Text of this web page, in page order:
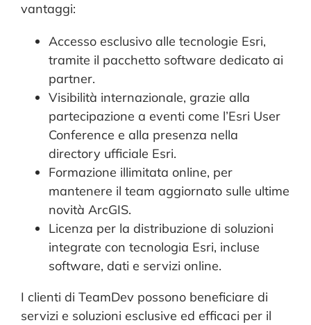
vantaggi:
Accesso esclusivo alle tecnologie Esri,
tramite il pacchetto software dedicato ai
partner.
Visibilità internazionale, grazie alla
partecipazione a eventi come l’Esri User
Conference e alla presenza nella
directory ufficiale Esri.
Formazione illimitata online, per
mantenere il team aggiornato sulle ultime
novità ArcGIS.
Licenza per la distribuzione di soluzioni
integrate con tecnologia Esri, incluse
software, dati e servizi online.
I clienti di TeamDev possono beneficiare di
servizi e soluzioni esclusive ed efficaci per il